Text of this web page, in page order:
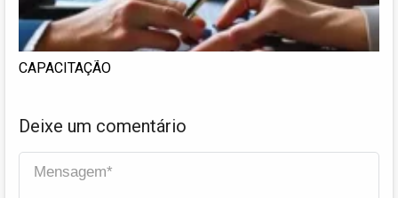
CAPACITAÇÃO
Deixe um comentário